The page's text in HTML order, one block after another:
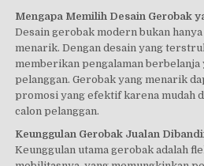
Mengapa Memilih Desain Gerobak
Desain gerobak modern bukan
menarik. Dengan desain yang
memberikan pengalaman berbelanja
pelanggan. Gerobak yang menarik
promosi yang efektif karena mudah
calon pelanggan.
Keunggulan Gerobak Jualan
Keunggulan utama gerobak adalah